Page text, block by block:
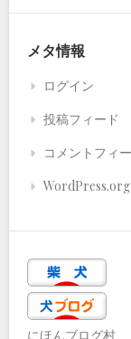
メタ情報
ログイン
投稿フィード
コメントフィ
WordPress.org
にほんブログ村